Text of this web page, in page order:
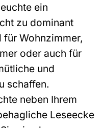
ein
zu dominant
Wohnzimmer,
oder auch für
und
schaffen.
neben Ihrem
Leseecke